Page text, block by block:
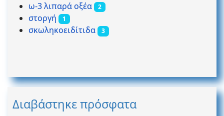
ω-3 λιπαρά οξέα 2
στοργή 1
σκωληκοειδίτιδα 3
Διαβάστηκε πρόσφατα